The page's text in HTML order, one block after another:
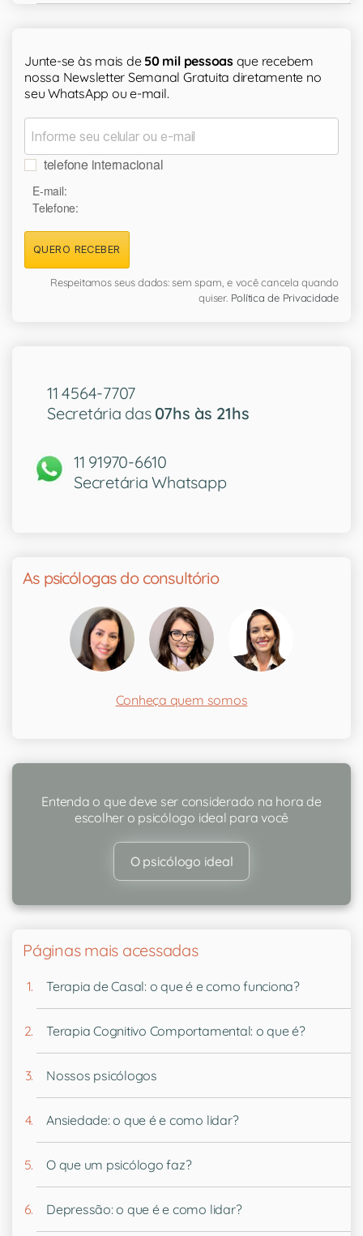
Junte-se às mais de 50 mil pessoasque recebem
nossa Newsletter Semanal Gratuita diretamente no
seu WhatsApp ou e-mail.
telefone internacional
E-mail:
Telefone:
QUERO RECEBER
Respeitamos seus dados: sem spam, e você cancela quando
quiser. Política de Privacidade
11 4564-7707
Secretária das 07hs às 21hs
11 91970-6610
Secretária Whatsapp
As psicólogas do consultório
Conheça quem somos
Entenda o que deve ser considerado na hora de
escolher o psicólogo ideal para você
O psicólogo ideal
Páginas mais acessadas
Terapia de Casal: o que é e como funciona?
Terapia Cognitivo Comportamental: o que é?
Nossos psicólogos
Ansiedade: o que é e como lidar?
O que um psicólogo faz?
Depressão: o que é e como lidar?